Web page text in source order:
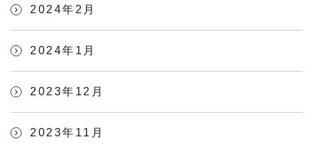
2024年2月
2024年1月
2023年12月
2023年11月